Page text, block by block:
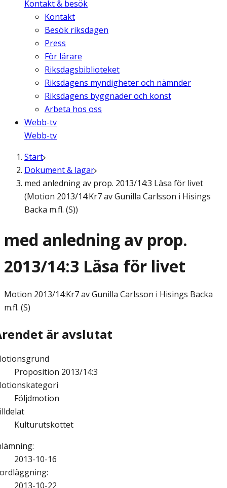
Kontakt & besök
Kontakt
Besök riksdagen
Press
För lärare
Riksdagsbiblioteket
Riksdagens myndigheter och nämnder
Riksdagens byggnader och konst
Arbeta hos oss
Webb-tv
Webb-tv
Start
Dokument & lagar
med anledning av prop. 2013/14:3 Läsa för livet
(Motion 2013/14:Kr7 av Gunilla Carlsson i Hisings
Backa m.fl. (S))
med anledning av prop.
2013/14:3 Läsa för livet
Motion 2013/14:Kr7 av Gunilla Carlsson i Hisings Backa
m.fl. (S)
är avslutat
Proposition 2013/14:3
Följdmotion
Kulturutskottet
:
2013-10-16
:
2013-10-22